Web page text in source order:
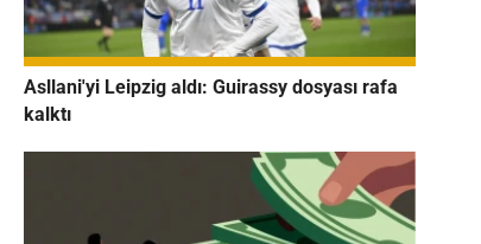
Asllani'yi Leipzig aldı: Guirassy dosyası rafa
kalktı